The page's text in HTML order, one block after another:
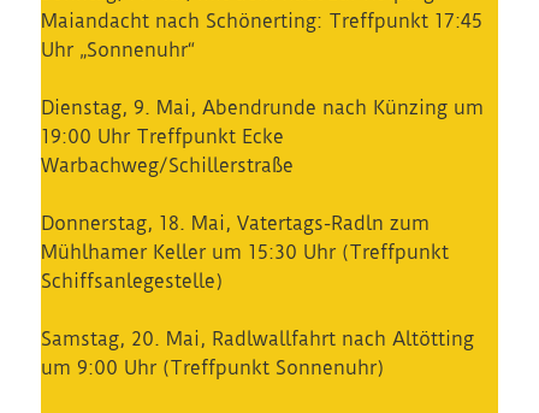
Maiandacht nach Schönerting: Treffpunkt 17:45
Uhr „Sonnenuhr“
Dienstag, 9. Mai, Abendrunde nach Künzing um
19:00 Uhr Treffpunkt Ecke
Warbachweg/Schillerstraße
Donnerstag, 18. Mai, Vatertags-Radln zum
Mühlhamer Keller um 15:30 Uhr (Treffpunkt
Schiffsanlegestelle)
Samstag, 20. Mai, Radlwallfahrt nach Altötting
um 9:00 Uhr (Treffpunkt Sonnenuhr)